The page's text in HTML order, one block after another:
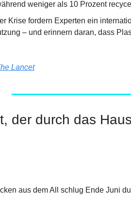
weniger als 10 Prozent
Krise fordern Experten ein
– und erinnern daran, dass
Lancet
der durch das
aus dem All schlug Ende Juni